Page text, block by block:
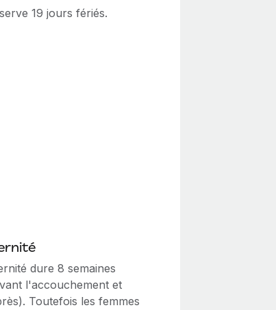
19 jours fériés.
dure 8 semaines
l'accouchement et
Toutefois les femmes